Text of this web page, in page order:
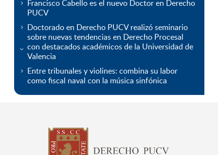
Francisco Cabello es el nuevo Doctor en Derecho
PUCV
Doctorado en Derecho PUCV realizó seminario
sobre nuevas tendencias en Derecho Procesal
con destacados académicos de la Universidad de
Valencia
Entre tribunales y violines: combina su labor
como fiscal naval con la música sinfónica